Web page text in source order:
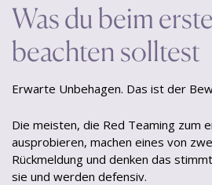
Was du beim
beachten solltest
Erwarte Unbehagen. Das ist der
Die meisten, die Red Teaming zum
ausprobieren, machen eines von
Rückmeldung und denken das
sie und werden defensiv.